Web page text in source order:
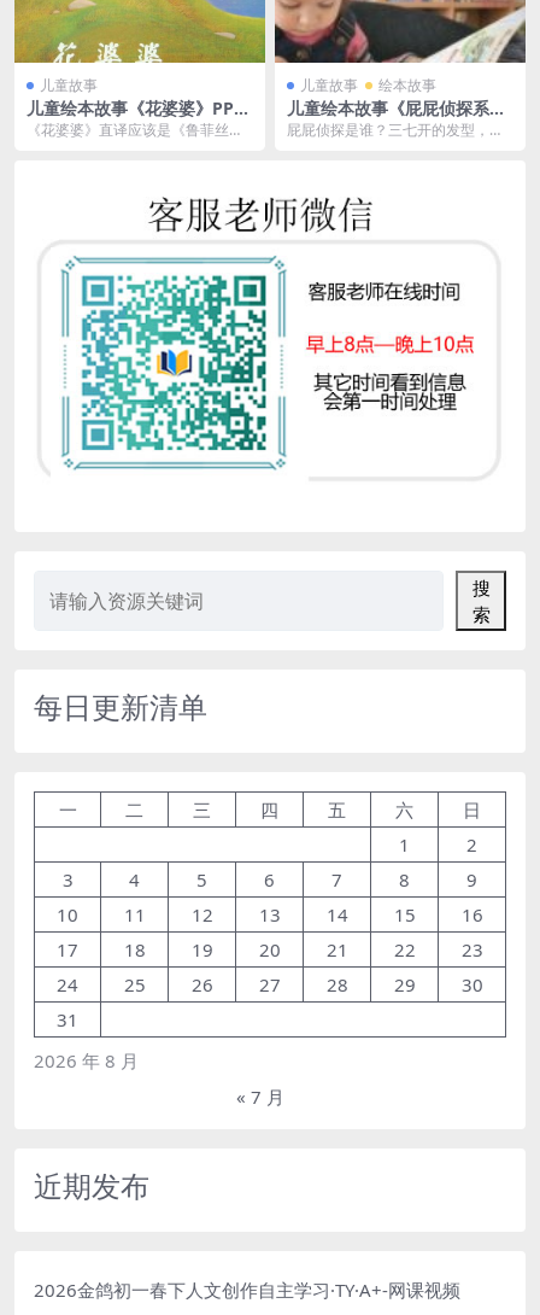
儿童故事
儿童绘本故事《花婆婆》PPT
免费
《花婆婆》直译应该是《鲁菲丝小
儿童故事 绘本故事
儿童绘本故事《屁屁侦探系
列》PDF免费 6册
屁屁侦探是谁？三七开的发型，犀
搜
索
每日更新清单
2026 年 8 月
一 二 三 四 五 六
日
1
2
3
4 5 6 7 8
9
10
11 12 13 14 15
16
17
18 19 20 21 22
23
24
25 26 27 28 29
30
31
« 7 月
近期发布
2026金鸽初一春下人文创作自主学习·TY·A+-网课视频